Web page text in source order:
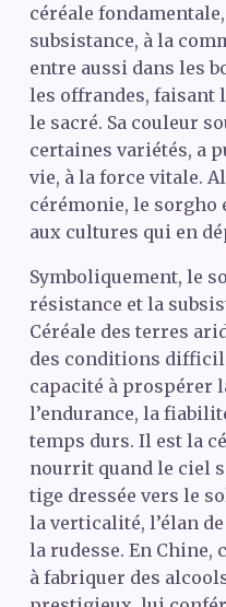
céréale
subsistance, à la
entre aussi dans les
les offrandes, faisant
le sacré. Sa couleur
certaines variétés, a
vie, à la force vitale.
cérémonie, le
aux cultures qui en
Symboliquement, le
résistance et la
Céréale des terres
des conditions
capacité à prospérer
l’endurance, la
temps durs. Il est la
nourrit quand le ciel
tige dressée vers le
la verticalité, l’élan
la rudesse. En Chine,
à fabriquer des